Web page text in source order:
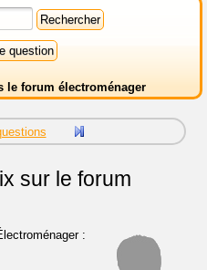
le forum électroménager
sur le forum
: